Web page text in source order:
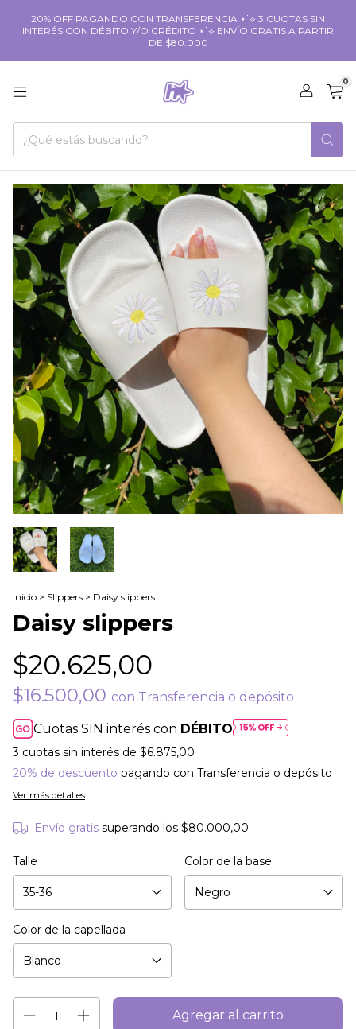
20% OFF PAGANDO CON TRANSFERENCIA ⋆˙⟡ 3 CUOTAS SIN
INTERÉS CON DÉBITO Y/O CRÉDITO ⋆˙⟡ ENVÍO GRATIS A PARTIR
DE $80.000
0
1/2
Inicio > Slippers > Daisy slippers
Daisy slippers
$20.625,00
$16.500,00 con Transferencia o depósito
Cuotas SIN interés con DÉBITO
3 cuotas sin interés de $6.875,00
20% de descuento pagando con Transferencia o depósito
Ver más detalles
Envío gratis superando los $80.000,00
Talle Color de la base
Color de la capellada